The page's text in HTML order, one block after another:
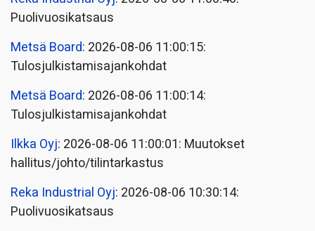
Puolivuosikatsaus
Metsä Board: 2026-08-06 11:00:15:
Tulosjulkistamisajankohdat
Metsä Board: 2026-08-06 11:00:14:
Tulosjulkistamisajankohdat
Ilkka Oyj: 2026-08-06 11:00:01: Muutokset
hallitus/johto/tilintarkastus
Reka Industrial Oyj: 2026-08-06 10:30:14:
Puolivuosikatsaus